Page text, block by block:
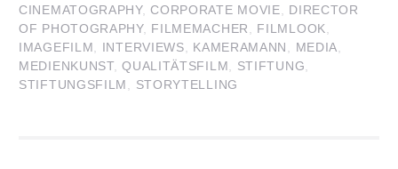
CINEMATOGRAPHY,CORPORATE MOVIE
DIRECTOR
OF PHOTOGRAPHY, FILMEMACHER FILMLOOK
IMAGEFILM
INTERVIEWS KAMERAMANN MEDIA
MEDIENKUNST,QUALITÄTSFILM STIFTUNG
STIFTUNGSFILM
STORYTELLING